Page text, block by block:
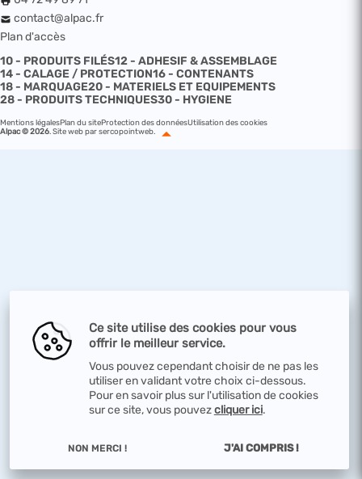
Ce site utilise des cookies pour vous
offrir le meilleur service.
Vous pouvez cependant choisir de ne pas les
utiliser en validant votre choix ci-dessous.
Pour en savoir plus sur l'utilisation de cookies
sur ce site, vous pouvezcliquer ici.
NON MERCI ! J'AI COMPRIS !
contact@alpac.fr
Plan d'accès
10 - PRODUITS FILÉS12 - ADHESIF & ASSEMBLAGE
14 - CALAGE / PROTECTION16 - CONTENANTS
18 - MARQUAGE20 - MATERIELS ET EQUIPEMENTS
28 - PRODUITS TECHNIQUES30 - HYGIENE
Mentions légalesPlan du siteProtection des donnéesUtilisation des cookies
Alpac © 2026 Site web par sercopointweb